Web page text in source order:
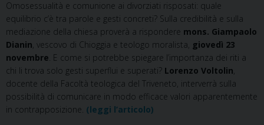
Omosessualità e comunione ai divorziati risposati: quale
equilibrio c’è tra parole e gesti concreti? Sulla credibilità e sulla
mediazione della chiesa proverà a rispondere mons. Giampaolo
Dianin , vescovo di Chioggia e teologo moralista, giovedì 23
novembre . E come si potrebbe spiegare l’importanza dei riti a
chi li trova solo gesti superflui e superati? Lorenzo Voltolin
docente della Facoltà teologica del Triveneto, interverrà sulla
possibilità di comunicare in modo efficace valori apparentemente
in contrapposizione. (leggi l’articolo)